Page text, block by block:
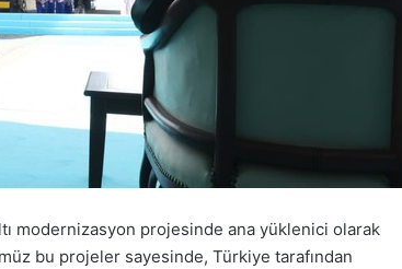
modernizasyon projesinde ana yüklenici olarak
bu projeler sayesinde, Türkiye tarafından